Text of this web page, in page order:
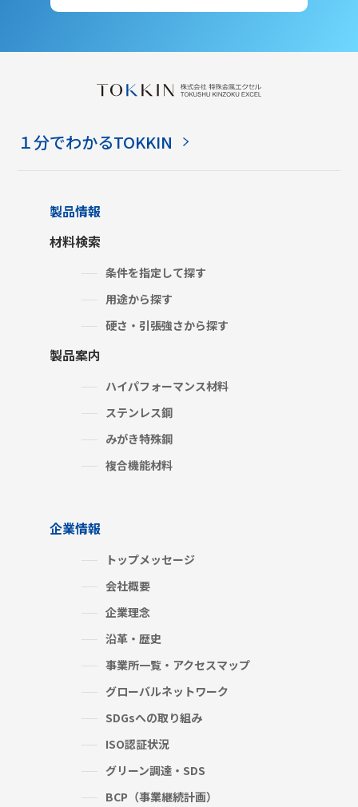
１分でわかるTOKKIN
製品情報
材料検索
条件を指定して探す
用途から探す
硬さ・引張強さから探す
製品案内
ハイパフォーマンス材料
ステンレス鋼
みがき特殊鋼
複合機能材料
企業情報
トップメッセージ
会社概要
企業理念
沿革・歴史
事業所一覧・アクセスマップ
グローバルネットワーク
SDGsへの取り組み
ISO認証状況
グリーン調達・SDS
BCP（事業継続計画）